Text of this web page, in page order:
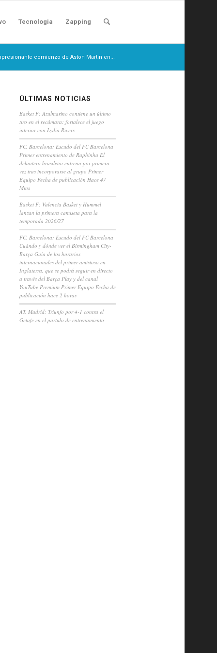
Tecnologia Zapping
comienzo de Aston Martin en...
ÚLTIMAS NOTICIAS
Basket F: Azulmarino contiene un último
tiro en el recámara: fortalece el juego
interior con Lydia Rivers
FC. Barcelona: Escudo del FC Barcelona
Primer entrenamiento de Raphinha El
delantero brasileño entrena por primera
vez tras incorporarse al grupo Primer
Equipo Fecha de publicación Hace 47
Mins
Basket F: Valencia Basket y Hummel
lanzan la primera camiseta para la
temporada 2026/27
FC. Barcelona: Escudo del FC Barcelona
Cuándo y dónde ver el Birmingham City-
Barça Guía de los horarios
internacionales del primer amistoso en
Inglaterra, que se podrá seguir en directo
a través del Barça Play y del canal
YouTube Premium Primer Equipo Fecha de
publicación hace 2 horas
AT. Madrid: Triunfo por 4-1 contra el
Getafe en el partido de entrenamiento